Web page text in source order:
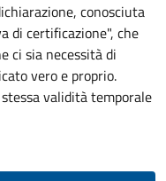
conosciuta
di certificazione", che
ci sia necessità di
vero e proprio.
validità temporale